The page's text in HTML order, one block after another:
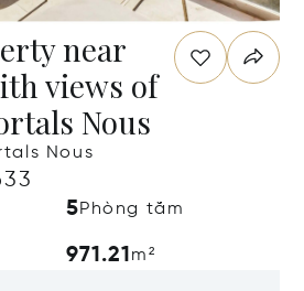
near
views of
Nous
Nous
5Phòng tắm
971.21m²